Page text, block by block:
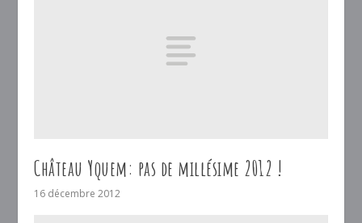
Château Yquem: pas de millésime 2012 !
16 décembre 2012